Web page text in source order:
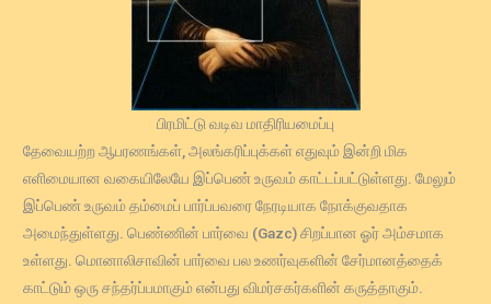
பிரமிட்டு வடிவ மாதிரியமைப்பு
தேவையற்ற ஆபரணங்கள், அலங்கரிப்புக்கள் எதுவும் இன்றி மிக
எளிமையான வகையிலேயே இப்பெண் உருவம் காட்டப்பட்டுள்ளது. மேலும்
இப்பெண் உருவம் தம்மைப் பார்ப்பவரை நேரடியாக நோக்குவதாக
அமைந்துள்ளது. பெண்ணின் பார்வை (Gazc) சிறப்பான ஓர் அம்சமாக
உள்ளது. மொனாலிசாவின் பார்வை பல உணர்வுகளின் சேர்மானத்தைக்
காட்டும் ஒரு சந்தர்ப்பமாகும் என்பது விமர்சகர்களின் கருத்தாகும்.